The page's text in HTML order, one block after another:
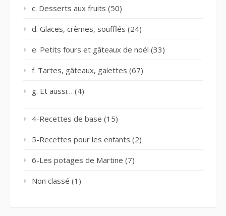
c. Desserts aux fruits (50)
d. Glaces, crèmes, soufflés (24)
e. Petits fours et gâteaux de noël (33)
f. Tartes, gâteaux, galettes (67)
g. Et aussi… (4)
4-Recettes de base (15)
5-Recettes pour les enfants (2)
6-Les potages de Martine (7)
Non classé (1)